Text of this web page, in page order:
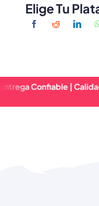
Elige Tu
| Calidad